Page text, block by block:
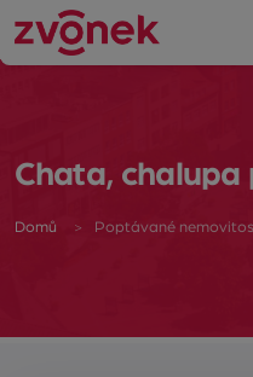
Chata,
Domů Poptávané